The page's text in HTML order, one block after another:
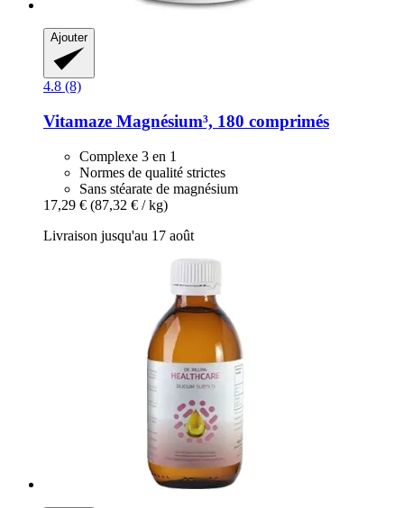
Ajouter
4.8 (8)
Vitamaze Magnésium³, 180 comprimés
Complexe 3 en 1
Normes de qualité strictes
Sans stéarate de magnésium
17,29 € (87,32 € / kg)
Livraison jusqu'au 17 août